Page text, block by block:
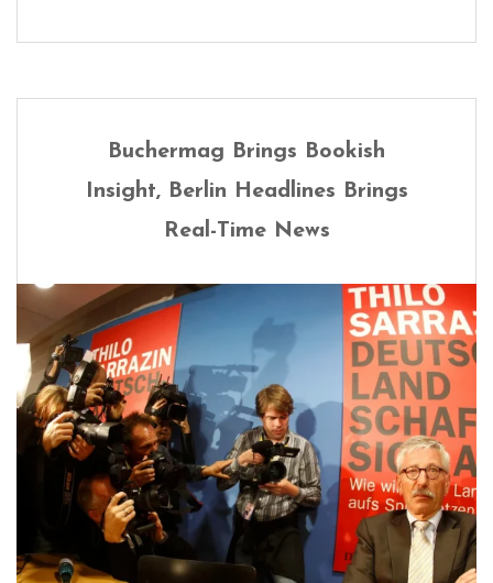
Buchermag Brings Bookish
Insight, Berlin Headlines Brings
Real-Time News